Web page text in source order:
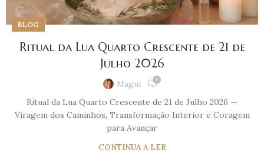
BLOG
Ritual da Lua Quarto Crescente de 21 de
Julho 2026
Magui 0
Ritual da Lua Quarto Crescente de 21 de Julho 2026 —
Viragem dos Caminhos, Transformação Interior e Coragem
para Avançar
CONTINUA A LER